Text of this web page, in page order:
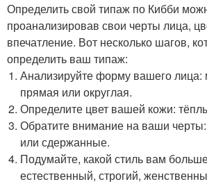
Определить свой типаж по Кибби
проанализировав свои черты лица,
впечатление. Вот несколько шагов,
определить ваш типаж:
Анализируйте форму вашего лица:
прямая или округлая.
Определите цвет вашей кожи:
Обратите внимание на ваши
или сдержанные.
Подумайте, какой стиль вам
естественный, строгий,